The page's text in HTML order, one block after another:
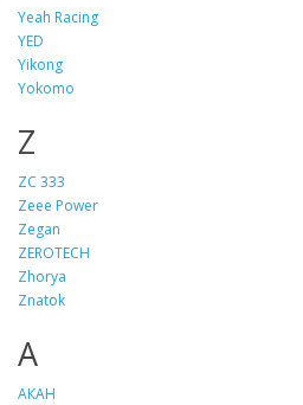
Yeah Racing
YED
Yikong
Yokomo
Z
ZC 333
Zeee Power
Zegan
ZEROTECH
Zhorya
Znatok
А
АКАН